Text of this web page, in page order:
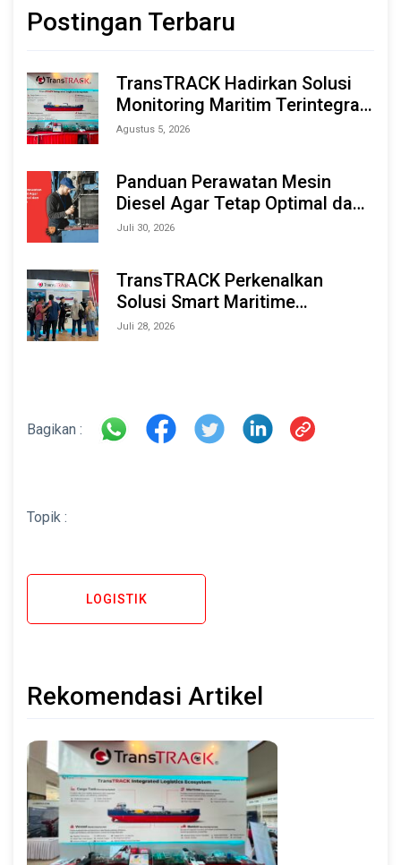
Postingan Terbaru
TransTRACK Hadirkan Solusi
Monitoring Maritim Terintegrasi
Berbasis AI & IoT di Indonesia
Agustus 5, 2026
Panduan Perawatan Mesin
Diesel Agar Tetap Optimal dan
Tahan Lama
Juli 30, 2026
TransTRACK Perkenalkan
Solusi Smart Maritime
Monitoring Berbasis AI dan IoT
Juli 28, 2026
Bagikan :
Topik :
LOGISTIK
Rekomendasi Artikel